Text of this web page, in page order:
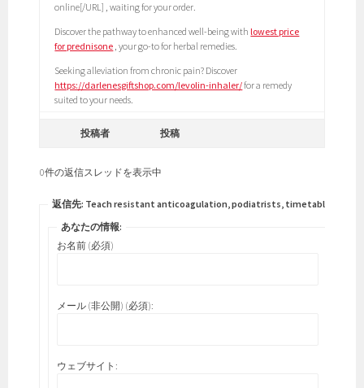
online[/URL] , waiting for your order.
Discover the pathway to enhanced well-being with lowest price
for prednisone , your go-to for herbal remedies.
Seeking alleviation from chronic pain? Discover
https://darlenesgiftshop.com/levolin-inhaler/for a remedy
suited to your needs.
投稿者 投稿
0件の返信スレッドを表示中
返信先: Teach resistant anticoagulation, podiatrists, timetable.
あなたの情報:
お名前 (必須)
メール (非公開) (必須):
ウェブサイト: